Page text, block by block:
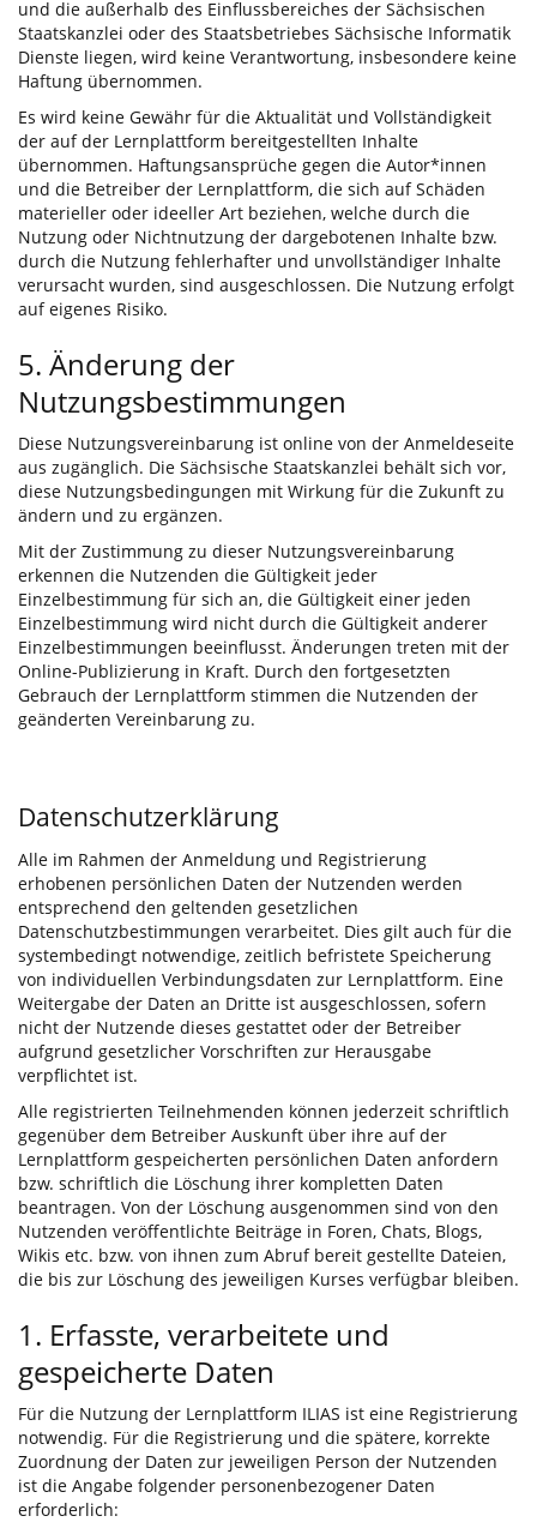
und die außerhalb des Einflussbereiches der Sächsischen
Staatskanzlei oder des Staatsbetriebes Sächsische Informatik
Dienste liegen, wird keine Verantwortung, insbesondere keine
Haftung übernommen.
Es wird keine Gewähr für die Aktualität und Vollständigkeit
der auf der Lernplattform bereitgestellten Inhalte
übernommen. Haftungsansprüche gegen die Autor*innen
und die Betreiber der Lernplattform, die sich auf Schäden
materieller oder ideeller Art beziehen, welche durch die
Nutzung oder Nichtnutzung der dargebotenen Inhalte bzw.
durch die Nutzung fehlerhafter und unvollständiger Inhalte
verursacht wurden, sind ausgeschlossen. Die Nutzung erfolgt
auf eigenes Risiko.
5. Änderung der
Nutzungsbestimmungen
Diese Nutzungsvereinbarung ist online von der Anmeldeseite
aus zugänglich. Die Sächsische Staatskanzlei behält sich vor,
diese Nutzungsbedingungen mit Wirkung für die Zukunft zu
ändern und zu ergänzen.
Mit der Zustimmung zu dieser Nutzungsvereinbarung
erkennen die Nutzenden die Gültigkeit jeder
Einzelbestimmung für sich an, die Gültigkeit einer jeden
Einzelbestimmung wird nicht durch die Gültigkeit anderer
Einzelbestimmungen beeinflusst. Änderungen treten mit der
Online-Publizierung in Kraft. Durch den fortgesetzten
Gebrauch der Lernplattform stimmen die Nutzenden der
geänderten Vereinbarung zu.
Datenschutzerklärung
Alle im Rahmen der Anmeldung und Registrierung
erhobenen persönlichen Daten der Nutzenden werden
entsprechend den geltenden gesetzlichen
Datenschutzbestimmungen verarbeitet. Dies gilt auch für die
systembedingt notwendige, zeitlich befristete Speicherung
von individuellen Verbindungsdaten zur Lernplattform. Eine
Weitergabe der Daten an Dritte ist ausgeschlossen, sofern
nicht der Nutzende dieses gestattet oder der Betreiber
aufgrund gesetzlicher Vorschriften zur Herausgabe
verpflichtet ist.
Alle registrierten Teilnehmenden können jederzeit schriftlich
gegenüber dem Betreiber Auskunft über ihre auf der
Lernplattform gespeicherten persönlichen Daten anfordern
bzw. schriftlich die Löschung ihrer kompletten Daten
beantragen. Von der Löschung ausgenommen sind von den
Nutzenden veröffentlichte Beiträge in Foren, Chats, Blogs,
Wikis etc. bzw. von ihnen zum Abruf bereit gestellte Dateien,
die bis zur Löschung des jeweiligen Kurses verfügbar bleiben.
1. Erfasste, verarbeitete und
gespeicherte Daten
Für die Nutzung der Lernplattform ILIAS ist eine Registrierung
notwendig. Für die Registrierung und die spätere, korrekte
Zuordnung der Daten zur jeweiligen Person der Nutzenden
ist die Angabe folgender personenbezogener Daten
erforderlich: